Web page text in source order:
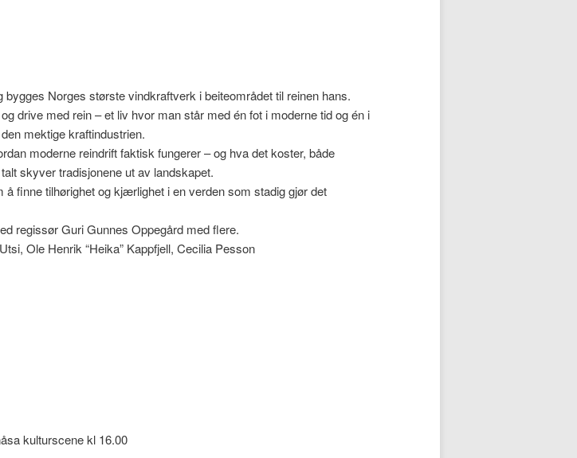
Norges største vindkraftverk i beiteområdet til reinen hans.
drive med rein – et liv hvor man står med én fot i moderne tid og én i
mektige kraftindustrien.
moderne reindrift faktisk fungerer – og hva det koster, både
skyver tradisjonene ut av landskapet.
finne tilhørighet og kjærlighet i en verden som stadig gjør det
regissør Guri Gunnes Oppegård med flere.
Ole Henrik “Heika” Kappfjell, Cecilia Pesson
kulturscene kl 16.00